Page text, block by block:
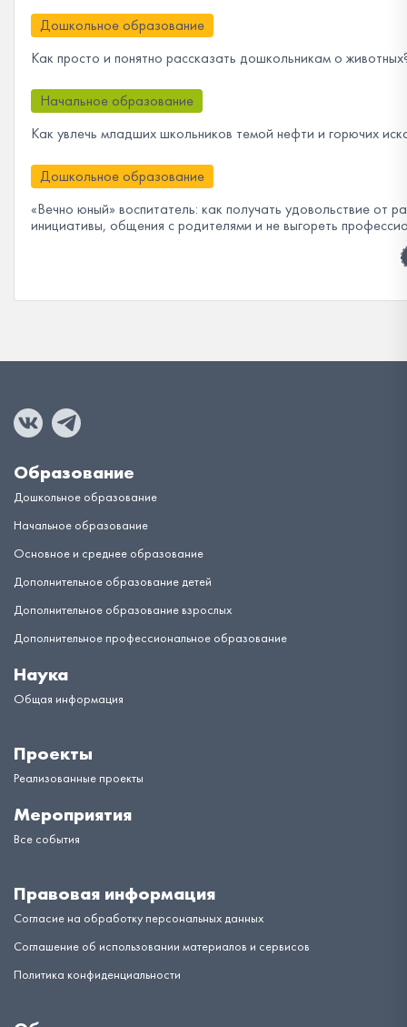
Дошкольное образование
Как просто и понятно рассказать дошкольникам о
Начальное образование
Как увлечь младших школьников темой нефти и горючих
Дошкольное образование
«Вечно юный» воспитатель: как получать удовольствие от
инициативы, общения с родителями и не выгореть
Образование
Дошкольное образование
Начальное образование
Основное и среднее образование
Дополнительное образование детей
Дополнительное образование взрослых
Дополнительное профессиональное образование
Наука
Общая информация
Проекты
Реализованные проекты
Мероприятия
Все события
Правовая информация
Согласие на обработку персональных данных
Соглашение об использовании материалов и сервисов
Политика конфиденциальности